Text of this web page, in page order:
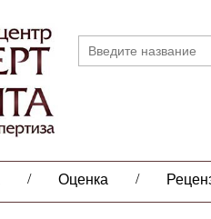
/ Оценка /